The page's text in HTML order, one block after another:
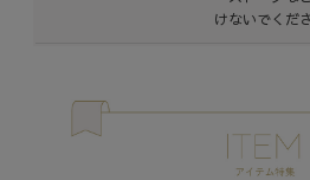
けないでくだ